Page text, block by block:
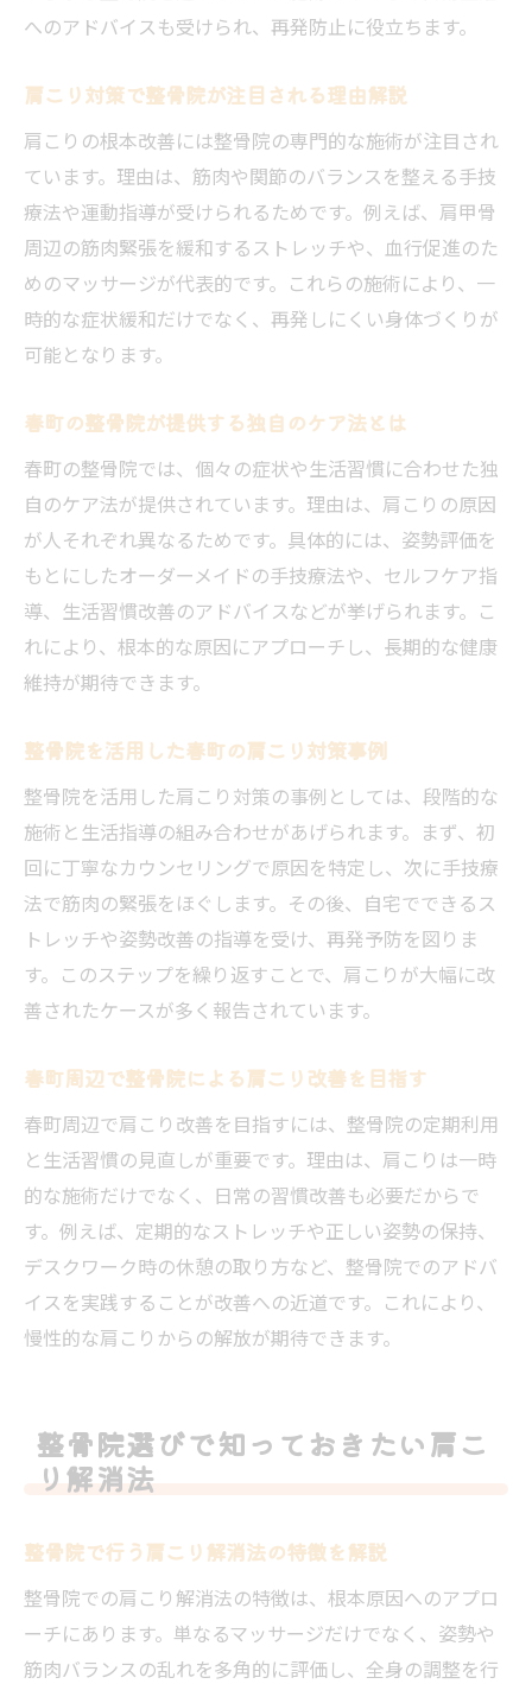
へのアドバイスも受けられ、再発防止に役立ちます。
肩こり対策で整骨院が注目される理由解説
肩こりの根本改善には整骨院の専門的な施術が注目され
ています。理由は、筋肉や関節のバランスを整える手技
療法や運動指導が受けられるためです。例えば、肩甲骨
周辺の筋肉緊張を緩和するストレッチや、血行促進のた
めのマッサージが代表的です。これらの施術により、一
時的な症状緩和だけでなく、再発しにくい身体づくりが
可能となります。
春町の整骨院が提供する独自のケア法とは
春町の整骨院では、個々の症状や生活習慣に合わせた独
自のケア法が提供されています。理由は、肩こりの原因
が人それぞれ異なるためです。具体的には、姿勢評価を
もとにしたオーダーメイドの手技療法や、セルフケア指
導、生活習慣改善のアドバイスなどが挙げられます。こ
れにより、根本的な原因にアプローチし、長期的な健康
維持が期待できます。
整骨院を活用した春町の肩こり対策事例
整骨院を活用した肩こり対策の事例としては、段階的な
施術と生活指導の組み合わせがあげられます。まず、初
回に丁寧なカウンセリングで原因を特定し、次に手技療
法で筋肉の緊張をほぐします。その後、自宅でできるス
トレッチや姿勢改善の指導を受け、再発予防を図りま
す。このステップを繰り返すことで、肩こりが大幅に改
善されたケースが多く報告されています。
春町周辺で整骨院による肩こり改善を目指す
春町周辺で肩こり改善を目指すには、整骨院の定期利用
と生活習慣の見直しが重要です。理由は、肩こりは一時
的な施術だけでなく、日常の習慣改善も必要だからで
す。例えば、定期的なストレッチや正しい姿勢の保持、
デスクワーク時の休憩の取り方など、整骨院でのアドバ
イスを実践することが改善への近道です。これにより、
慢性的な肩こりからの解放が期待できます。
整骨院選びで知っておきたい肩こ
り解消法
整骨院で行う肩こり解消法の特徴を解説
整骨院での肩こり解消法の特徴は、根本原因へのアプロ
ーチにあります。単なるマッサージだけでなく、姿勢や
筋肉バランスの乱れを多角的に評価し、全身の調整を行